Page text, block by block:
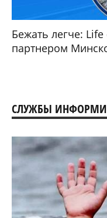
Бежать легче:
партнером
СЛУЖБЫ